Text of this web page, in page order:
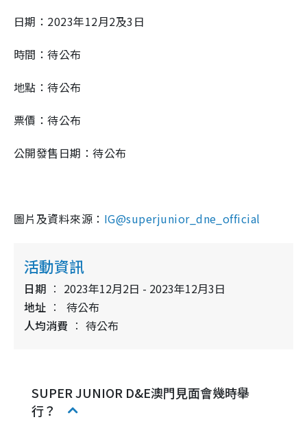
日期：2023年12月2及3日
時間：待公布
地點：待公布
票價：待公布
公開發售日期：待公布
圖片及資料來源： IG@superjunior_dne_official
活動資訊
日期
2023年12月2日 - 2023年12月3日
地址
待公布
人均消費
待公布
SUPER JUNIOR D&E澳門見面會幾時舉
行？